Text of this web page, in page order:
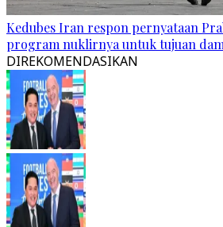
Kedubes Iran respon pernyataan
program nuklirnya untuk tujuan
DIREKOMENDASIKAN